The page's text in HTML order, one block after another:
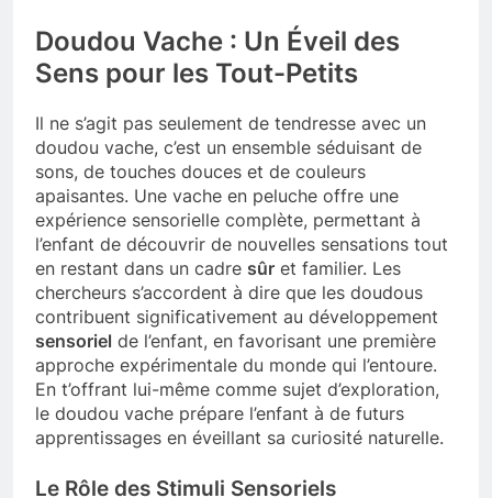
Doudou Vache : Un Éveil des
Sens pour les Tout-Petits
Il ne s’agit pas seulement de tendresse avec un
doudou vache, c’est un ensemble séduisant de
sons, de touches douces et de couleurs
apaisantes. Une vache en peluche offre une
expérience sensorielle complète, permettant à
l’enfant de découvrir de nouvelles sensations tout
en restant dans un cadre sûr et familier. Les
chercheurs s’accordent à dire que les doudous
contribuent significativement au développement
sensoriel de l’enfant, en favorisant une première
approche expérimentale du monde qui l’entoure.
En t’offrant lui-même comme sujet d’exploration,
le doudou vache prépare l’enfant à de futurs
apprentissages en éveillant sa curiosité naturelle.
Le Rôle des Stimuli Sensoriels